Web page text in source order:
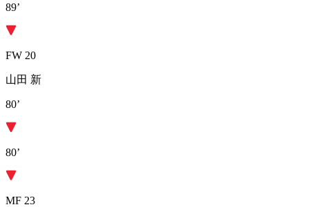
89’
FW 20
山田 新
80’
80’
MF 23